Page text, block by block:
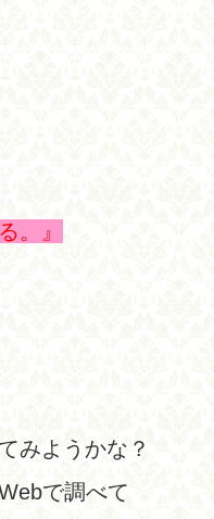
。』
みようかな？
で調べて